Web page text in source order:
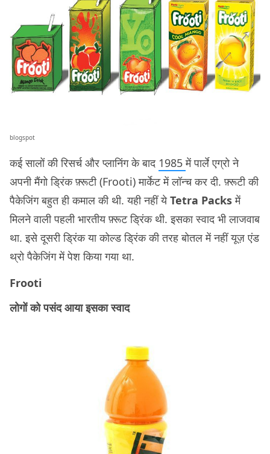
blogspot
कई सालों की रिसर्च और प्लानिंग के बाद 1985में पार्ले एग्रो ने
अपनी मैंगो ड्रिंक फ़्रूटी (Frooti) मार्केट में लॉन्च कर दी. फ़्रूटी की
पैकेजिंग बहुत ही कमाल की थी. यही नहीं येTetra Packsमें
मिलने वाली पहली भारतीय फ़्रूट ड्रिंक थी. इसका स्वाद भी लाजवाब
था. इसे दूसरी ड्रिंक या कोल्ड ड्रिंक की तरह बोतल में नहीं यूज़ एंड
थ्रो पैकेजिंग में पेश किया गया था.
Frooti
लोगों को पसंद आया इसका स्वाद